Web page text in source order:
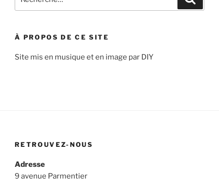
pour
À PROPOS DE CE SITE
Site mis en musique et en image par DIY
RETROUVEZ-NOUS
Adresse
9 avenue Parmentier